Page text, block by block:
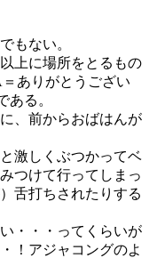
もない。
上に場所をとるもの
ありがとうござい
ある。
、前からおばはんが
激しくぶつかってベ
つけて行ってしまっ
舌打ちされたりする
・・・ってくらいが
！アジャコングのよ